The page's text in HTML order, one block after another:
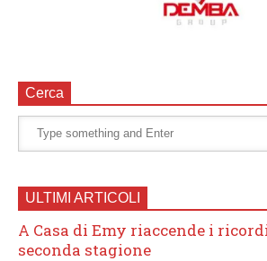
Cerca
ULTIMI ARTICOLI
A Casa di Emy riaccende i
seconda stagione